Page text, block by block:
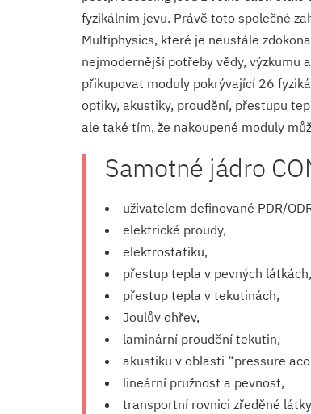
fyzikálním jevu. Právě toto společné
Multiphysics, které je neustále
nejmodernější potřeby vědy, výzkumu
přikupovat moduly pokrývající 26
optiky, akustiky, proudění, přestupu
ale také tím, že nakoupené moduly
Samotné jádro
uživatelem definované PDR/
elektrické proudy,
elektrostatiku,
přestup tepla v pevných látkách,
přestup tepla v tekutinách,
Joulův ohřev,
laminární proudění tekutin,
akustiku v oblasti “pressure
lineární pružnost a pevnost,
transportní rovnici zředěné